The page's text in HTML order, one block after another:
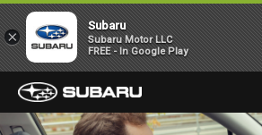
×
Subaru
Subaru Motor LLC
FREE - In Google Play